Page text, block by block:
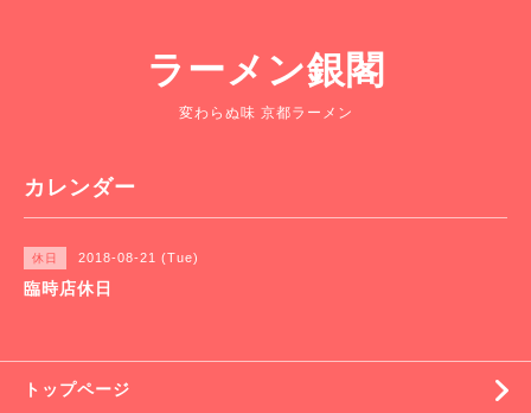
ラーメン銀閣
変わらぬ味 京都ラーメン
カレンダー
休日 2018-08-21 (Tue)
臨時店休日
トップページ